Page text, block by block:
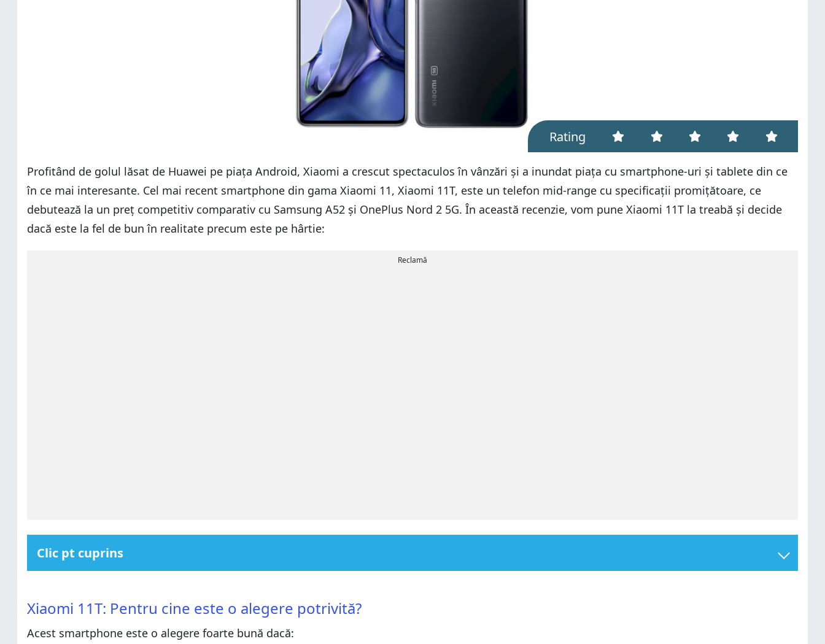
Rating
Profitând de golul lăsat de Huawei pe piața Android, Xiaomi a crescut spectaculos în vânzări și a inundat piața cu smartphone-uri și tablete din ce
în ce mai interesante. Cel mai recent smartphone din gama Xiaomi 11, Xiaomi 11T, este un telefon mid-range cu specificații promițătoare, ce
debutează la un preț competitiv comparativ cu Samsung A52 și OnePlus Nord 2 5G. În această recenzie, vom pune Xiaomi 11T la treabă și decide
dacă este la fel de bun în realitate precum este pe hârtie:
Reclamă
Clic pt cuprins
Verdict
Despachetarea lui Xiaomi 11T
Pro şi contra
Verdict
Xiaomi 11T: Pentru cine este o alegere potrivită?
Acest smartphone este o alegere foarte bună dacă: